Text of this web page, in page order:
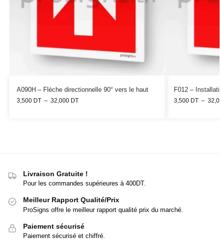
A090H – Flèche directionnelle 90° vers le haut
3,500 DT – 32,000 DT
F012 –
3,500 DT –
Livraison Gratuite !
Pour les commandes supérieures à 400DT.
Meilleur Rapport Qualité/Prix
ProSigns offre le meilleur rapport qualité prix du marché.
Paiement sécurisé
Paiement sécurisé et chiffré.